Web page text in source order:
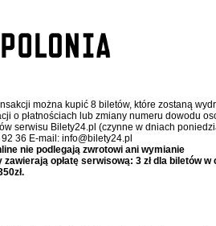
można kupić 8 biletów, które zostaną
o płatnościach lub zmiany numeru dowodu
serwisu Bilety24.pl (czynne w dniach
36 E-mail: info@bilety24.pl
nie podlegają zwrotowi ani wymianie
opłatę serwisową: 3 zł dla biletów w